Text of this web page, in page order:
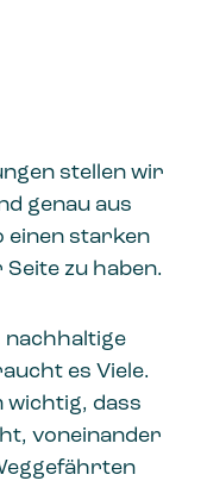
stellen wir
genau aus
einen starken
zu haben.
nachhaltige
es Viele.
wichtig, dass
voneinander